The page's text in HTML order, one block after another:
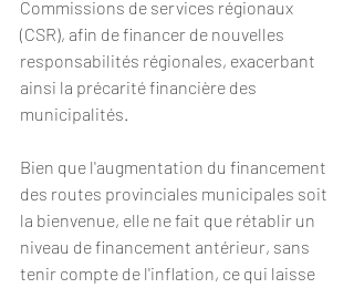
Commissions de services régionaux
(CSR), afin de financer de nouvelles
responsabilités régionales, exacerbant
ainsi la précarité financière des
municipalités.
Bien que l'augmentation du financement
des routes provinciales municipales soit
la bienvenue, elle ne fait que rétablir un
niveau de financement antérieur, sans
tenir compte de l'inflation, ce qui laisse